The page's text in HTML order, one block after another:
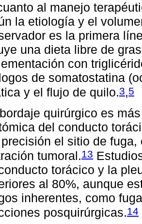
al manejo
la etiología y el
es la primera
una dieta libre de
con
de somatostatina
y el flujo de quilo.3,5
quirúrgico es
del conducto
el sitio de
tumoral.13
torácico y la
al 80%, aunque
inherentes, como
posquirúrgicas.14